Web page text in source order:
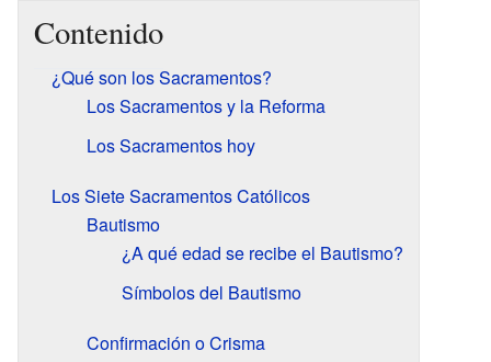
Contenido
¿Qué son los Sacramentos?
Los Sacramentos y la Reforma
Los Sacramentos hoy
Los Siete Sacramentos Católicos
Bautismo
¿A qué edad se recibe el Bautismo?
Símbolos del Bautismo
Confirmación o Crisma